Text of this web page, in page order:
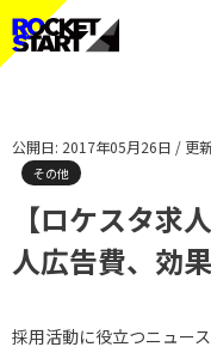
公開日: 2017年05月26日 / 更
その他
【ロケスタ求
人広告費、効
採用活動に役立つニュー